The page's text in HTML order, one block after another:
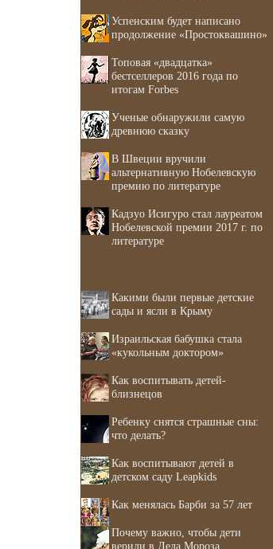
Успенским будет написано
продолжение «Простоквашино»
Топовая «двадцатка»
бестселлеров 2016 года по
итогам Forbes
Ученые обнаружили самую
древнюю сказку
В Швеции вручили
альтернативную Нобелевскую
премию по литературе
Кадзуо Исигуро стал лауреатом
Нобелевской премии 2017 г. по
литературе
Какими были первые детские
сады и ясли в Крыму
Израильская бабушка стала
«кукольным доктором»
Как воспитывать детей-
близнецов
Ребенку снятся страшные сны:
что делать?
Как воспитывают детей в
детском саду Leapkids
Как менялась Барби за 57 лет
Почему важно, чтобы дети
верили в Деда Мороза